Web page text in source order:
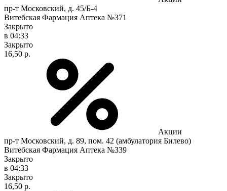
пр-т Московский, д. 45/Б-4
Витебская Фармация Аптека №371
Закрыто
в 04:33
Закрыто
16,50 р.
Акции
пр-т Московский, д. 89, пом. 42 (амбулатория Билево)
Витебская Фармация Аптека №339
Закрыто
в 04:33
Закрыто
16,50 р.